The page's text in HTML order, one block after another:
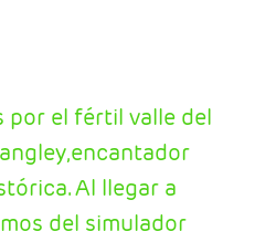
por el fértil valle del
Al llegar a
del simulador